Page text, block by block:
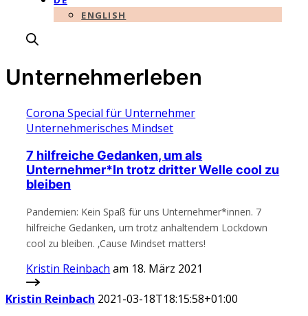
ENGLISH
Unternehmerleben
Corona Special für Unternehmer
Unternehmerisches Mindset
7 hilfreiche Gedanken, um als
Unternehmer*In trotz dritter Welle cool zu
bleiben
Pandemien: Kein Spaß für uns Unternehmer*innen. 7
hilfreiche Gedanken, um trotz anhaltendem Lockdown
cool zu bleiben. ‚Cause Mindset matters!
Kristin Reinbach am 18. März 2021
Kristin Reinbach 2021-03-18T18:15:58+01:00